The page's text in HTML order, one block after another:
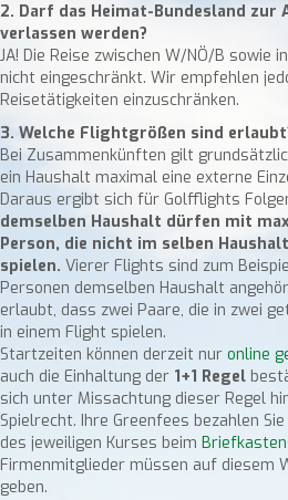
2. Darf das Heimat-Bundesland
verlassen werden?
JA! Die Reise zwischen W/NÖ/B sowie
nicht eingeschränkt. Wir empfehlen
Reisetätigkeiten einzuschränken.
3. Welche Flightgrößen sind
Bei Zusammenkünften gilt
ein Haushalt maximal eine externe
Daraus ergibt sich für Golfflights
demselben Haushalt dürfen mit
Person, die nicht im selben
spielen. Vierer Flights sind zum
Personen demselben Haushalt
erlaubt, dass zwei Paare, die in zwei
in einem Flight spielen.
Startzeiten können derzeit nur online
auch die Einhaltung der 1+1 Regel
sich unter Missachtung dieser Regel
Spielrecht. Ihre Greenfees bezahlen
des jeweiligen Kurses beim
Firmenmitglieder müssen auf diesem
geben.